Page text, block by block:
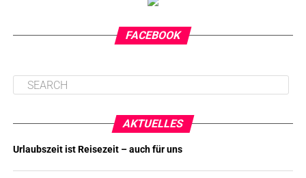
FACEBOOK
AKTUELLES
Urlaubszeit ist Reisezeit – auch für uns